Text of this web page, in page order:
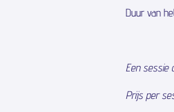
Duur van
Een sessie
Prijs per